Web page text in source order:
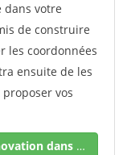
dans votre
de construire
les coordonnées
ensuite de les
vos
Trouver de nouveaux chantiers rénovation dans votre secteur !